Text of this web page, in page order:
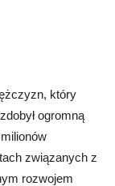
który
ogromną
związanych z
rozwojem